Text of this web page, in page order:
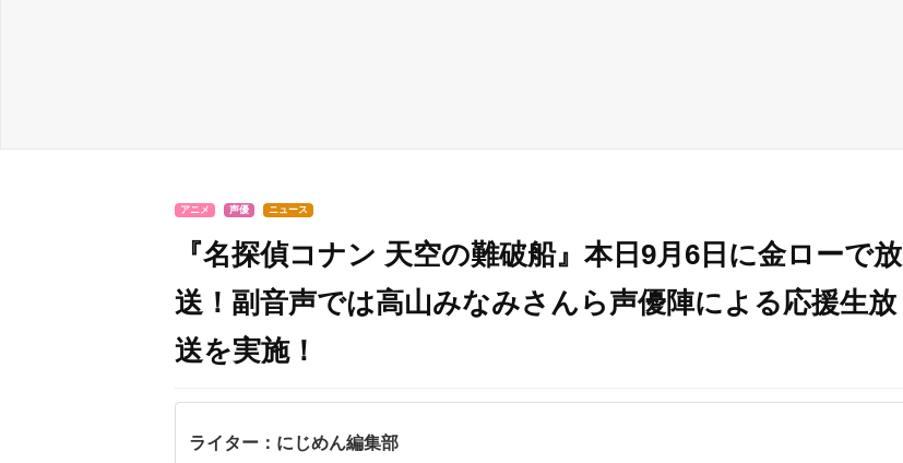
アニメ 声優 ニュース
『名探偵コナン 天空の難破船』本日9月6日に金ローで放
送！副音声では高山みなみさんら声優陣による応援生放
送を実施！
ライター：にじめん編集部